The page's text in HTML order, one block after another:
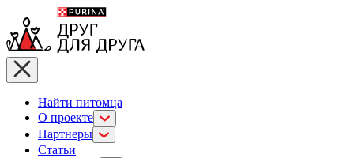
Найти питомца
О проекте
Партнеры
Статьи